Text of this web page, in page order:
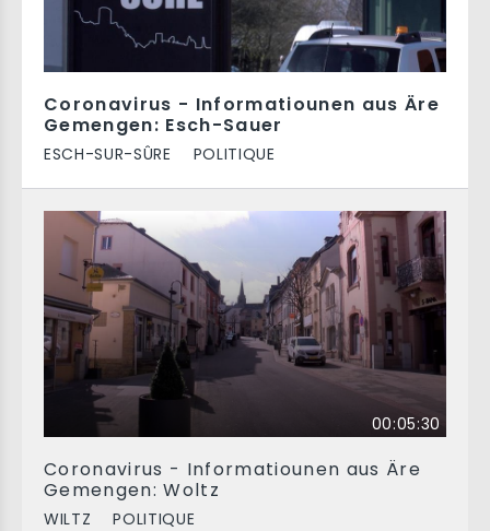
Coronavirus - Informatiounen aus Äre
Gemengen: Esch-Sauer
ESCH-SUR-SÛRE POLITIQUE
00:05:30
Coronavirus - Informatiounen aus Äre
Gemengen: Woltz
WILTZ POLITIQUE